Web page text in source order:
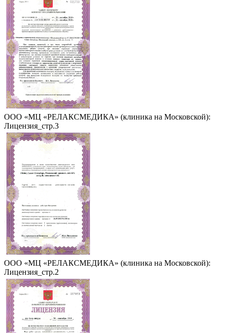
ООО «МЦ «РЕЛАКСМЕДИКА» (клиника на Московской):
Лицензия_стр.3
ООО «МЦ «РЕЛАКСМЕДИКА» (клиника на Московской):
Лицензия_стр.2